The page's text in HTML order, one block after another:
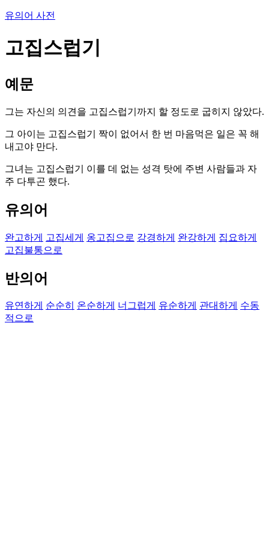
유의어 사전
고집스럽기
예문
그는 자신의 의견을 고집스럽기까지 할 정도로 굽히지 않았다.
그 아이는 고집스럽기 짝이 없어서 한 번 마음먹은 일은 꼭 해
내고야 만다.
그녀는 고집스럽기 이를 데 없는 성격 탓에 주변 사람들과 자
주 다투곤 했다.
유의어
완고하게 고집세게 옹고집으로 강경하게 완강하게 집요하게
고집불통으로
반의어
유연하게 순순히 온순하게 너그럽게 유순하게 관대하게 수동
적으로